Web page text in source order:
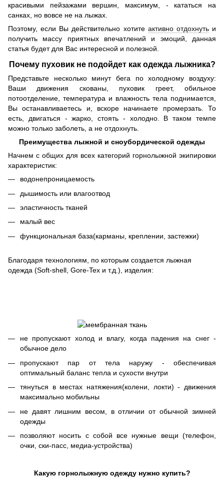
красивыми пейзажами вершин, максимум, - кататься на
санках, но вовсе не на лыжах.
Поэтому, если Вы действительно хотите активно отдохнутьи
получить массу приятных впечатлений и эмоций, данная
статья будет для Вас интересной и полезной.
Почему пуховик не подойдет как одежда лыжника?
Представьте несколько минут бега по холодному воздуху:
Ваши движения скованы, пуховик греет, обильное
потоотделение, температура и влажность тела поднимается,
Вы останавливаетесь и, вскоре начинаете промерзать. То
есть, двигаться - жарко, стоять - холодно. В таком темпе
можно только заболеть, а не отдохнуть.
Преимущества лыжной и сноубордической одежды
Начнем с общих для всех категорий горнолыжной экипировки
характеристик:
водонепроницаемость
дышимость или влагоотвод
эластичность тканей
малый вес
функциональная база(карманы, креплении, застежки)
Благодаря технологиям, по которым создается лыжная
одежда (Soft-shell, Gore-Tex и т.д.), изделия:
не пропускают холод и влагу, когда падения на снег -
обычное дело
пропускают пар от тела наружу - обеспечивая
оптимальный баланс тепла и сухости внутри
тянуться в местах натяжения(колени, локти) - движения
максимально мобильны
не давят лишним весом, в отличии от обычной зимней
одежды
позволяют носить с собой все нужные вещи (телефон,
очки, ски-пасс, медиа-устройства)
Какую горнолыжную одежду нужно купить?